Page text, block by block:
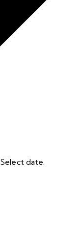
Select date.